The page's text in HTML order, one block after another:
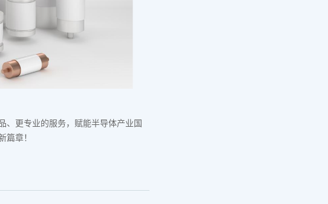
、更专业的服务，赋能半导体产业国
章！